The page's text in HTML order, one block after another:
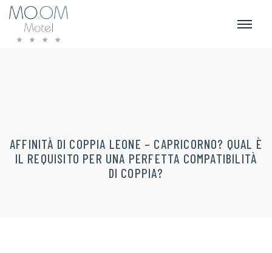
AFFINITÀ DI COPPIA LEONE – CAPRICORNO? QUAL È
IL REQUISITO PER UNA PERFETTA COMPATIBILITÀ
DI COPPIA?